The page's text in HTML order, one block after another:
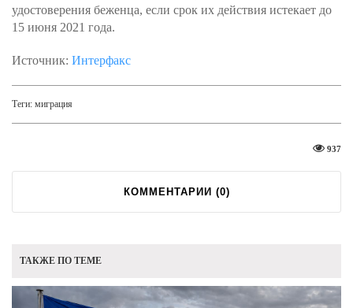
удостоверения беженца, если срок их действия истекает до
15 июня 2021 года.
Источник: Интерфакс
Теги: миграция
937
КОММЕНТАРИИ (0)
ТАКЖЕ ПО ТЕМЕ